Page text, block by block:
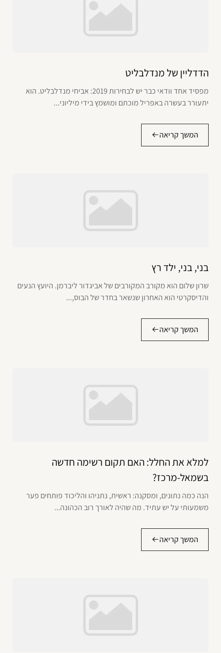
הדדליין של מנדלבליט
מפסיד אחד וודאי כבר יש לבחירות 2019: אביחי מנדלבליט. הוא
יתעורר בעשרה באפריל מוכתם ומושמץ בידי מיליוני...
המשך קריאה
בני, בני, ילד רץ
שרון שלום הוא מקורב המקורבים של אביגדור ליברמן. היועץ הנעים
והדיסקרטי הוא האחרון שנשאר בחדר של הבוס,...
המשך קריאה
למלא את החלל: האם תקום רשימה חדשה
בשמאל-מרכז?
הנה כמה נתונים, ומסקנה: ראשית, נתניהו והליכוד פותחים פער
משמעותי על יש עתיד. מה שהיה לאורך רוב הכהונה...
המשך קריאה